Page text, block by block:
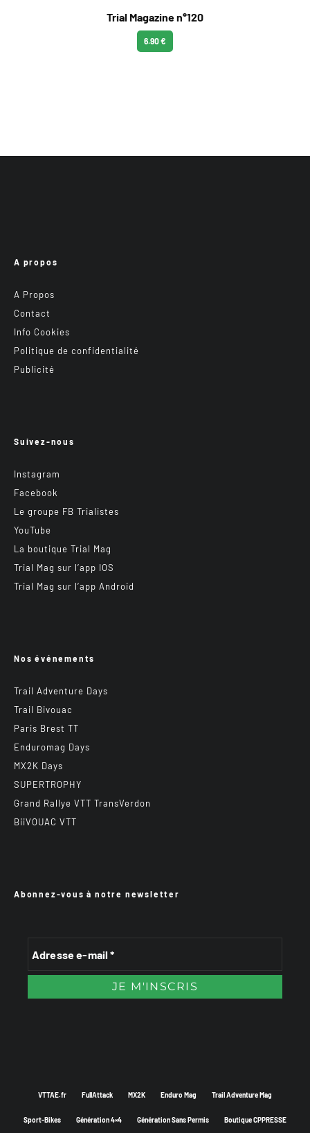
Trial Magazine n°120
6.90 €
A propos
A Propos
Contact
Info Cookies
Politique de confidentialité
Publicité
Suivez-nous
Instagram
Facebook
Le groupe FB Trialistes
YouTube
La boutique Trial Mag
Trial Mag sur l’app IOS
Trial Mag sur l’app Android
Nos événements
Trail Adventure Days
Trail Bivouac
Paris Brest TT
Enduromag Days
MX2K Days
SUPERTROPHY
Grand Rallye VTT TransVerdon
BiiVOUAC VTT
Abonnez-vous à notre newsletter
VTTAE.fr FullAttack MX2K Enduro Mag Trail Adventure Mag
Sport-Bikes Génération 4×4 Génération Sans Permis Boutique CPPRESSE